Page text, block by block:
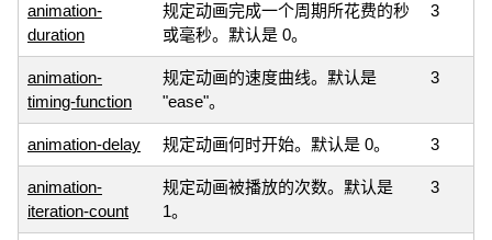
animation-
duration
规定动画完成一个周期所花费的秒
或毫秒。默认是 0。
3
animation-
timing-function
规定动画的速度曲线。默认是
"ease"。
3
animation-delay 规定动画何时开始。默认是 0。 3
animation-
iteration-count
规定动画被播放的次数。默认是
1。
3